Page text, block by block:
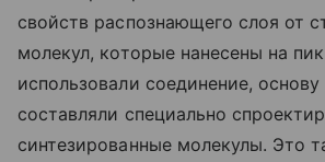
свойств распознающего слоя от
молекул, которые нанесены на
использовали соединение, основу
составляли специально
синтезированные молекулы. Это